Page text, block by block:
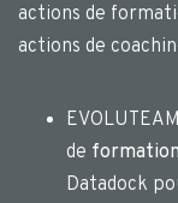
actions de
actions de
de formation
Datadock